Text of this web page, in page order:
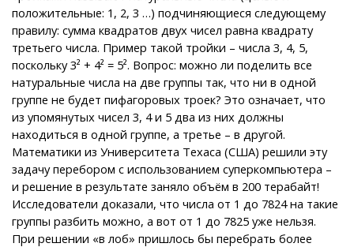
положительные: 1, 2, 3 …) подчиняющиеся следующему
правилу: сумма квадратов двух чисел равна квадрату
третьего числа. Пример такой тройки – числа 3, 4, 5,
поскольку 3² + 4² = 5². Вопрос: можно ли поделить все
натуральные числа на две группы так, что ни в одной
группе не будет пифагоровых троек? Это означает, что
из упомянутых чисел 3, 4 и 5 два из них должны
находиться в одной группе, а третье – в другой.
Математики из Университета Техаса (США) решили эту
задачу перебором с использованием суперкомпьютера –
и решение в результате заняло объём в 200 терабайт!
Исследователи доказали, что числа от 1 до 7824 на такие
группы разбить можно, а вот от 1 до 7825 уже нельзя.
При решении «в лоб» пришлось бы перебрать более